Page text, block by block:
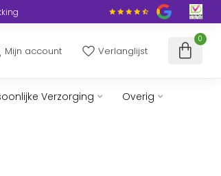
Mijn account Verlanglijst
0
Verzorging Overig